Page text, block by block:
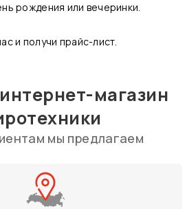
рождения или вечеринки.
и получи прайс-лист.
магазин
мы предлагаем